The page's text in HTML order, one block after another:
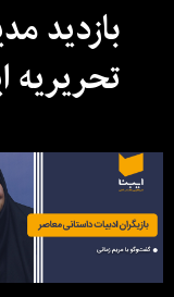
بازدید
تحریریه